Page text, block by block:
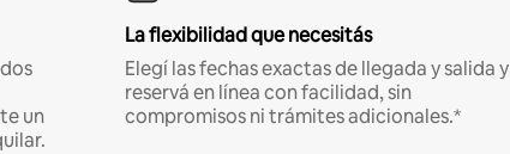
un
La flexibilidad que necesitás
Elegí las fechas exactas de llegada y salida y
reservá en línea con facilidad, sin
compromisos ni trámites adicionales.*